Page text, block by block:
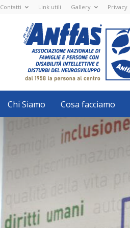
Contatti Link utili Gallery Privacy
Nazionale
ETS
-
APS
Associazione
Nazionale
di
Famiglie
e
con
disabilità
intellettive
neurosviluppo
Chi Siamo Cosa facciamo